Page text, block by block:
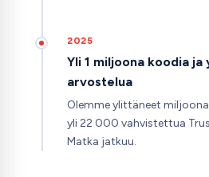
2025
Yli 1 miljoona koodia ja
arvostelua
Olemme ylittäneet
yli 22 000 vahvistettua
Matka jatkuu.